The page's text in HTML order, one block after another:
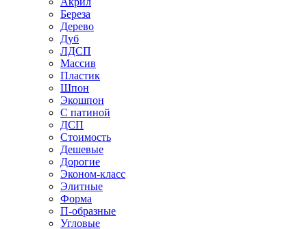
Береза
Дерево
Дуб
ЛДСП
Массив
Пластик
Шпон
Экошпон
С патиной
ДСП
Стоимость
Дешевые
Дорогие
Эконом-класс
Элитные
Форма
П-образные
Угловые